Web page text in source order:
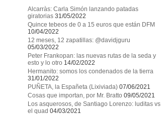
Alcarràs: Carla Simón lanzando patadas
giratorias 31/05/2022
Quince tebeos de 0 a 15 euros que están DFM
10/04/2022
12 meses, 12 zapatillas: @davidjguru
05/03/2022
Peter Frankopan: las nuevas rutas de la seda y
esto y lo otro 14/02/2022
Hermanito: somos los condenados de la tierra
31/01/2022
PUÑETA, la Españeta (Lixiviada) 07/06/2021
Cosas que importan, por Mr. Bratto 09/05/2021
Los asquerosos, de Santiago Lorenzo: luditas vs
el quad 04/03/2021